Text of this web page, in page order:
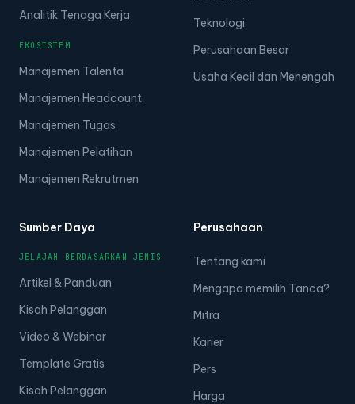
Analitik Tenaga Kerja
EKOSISTEM
Manajemen Talenta
Manajemen Headcount
Manajemen Tugas
Manajemen Pelatihan
Manajemen Rekrutmen
Teknologi
Perusahaan Besar
Usaha Kecil dan Menengah
Sumber Daya
JELAJAH BERDASARKAN JENIS
Artikel & Panduan
Kisah Pelanggan
Video & Webinar
Template Gratis
Kisah Pelanggan
Perusahaan
Tentang kami
Mengapa memilih Tanca?
Mitra
Karier
Pers
Harga